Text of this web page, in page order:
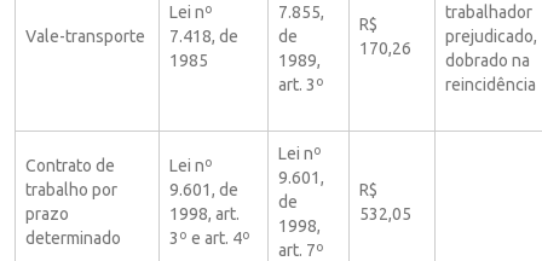
Vale-transporte
Lei nº
7.418, de
1985
7.855,
de
1989,
art. 3º
R$
170,26
trabalhador
prejudicado,
dobrado na
reincidência
Contrato de
trabalho por
prazo
determinado
Lei nº
9.601, de
1998, art.
3º e art. 4º
Lei nº
9.601,
de
1998,
art. 7º
R$
532,05